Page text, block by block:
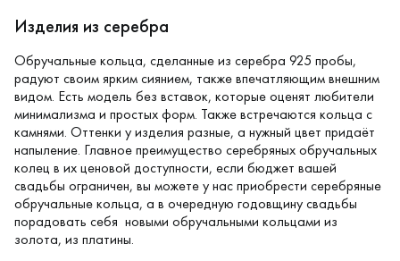
Изделия из серебра
Обручальные кольца, сделанные из серебра 925 пробы,
радуют своим ярким сиянием, также впечатляющим внешним
видом. Есть модель без вставок, которые оценят любители
минимализма и простых форм. Также встречаются кольца с
камнями. Оттенки у изделия разные, а нужный цвет придаёт
напыление. Главное преимущество серебряных обручальных
колец в их ценовой доступности, если бюджет вашей
свадьбы ограничен, вы можете у нас приобрести серебряные
обручальные кольца, а в очередную годовщину свадьбы
порадовать себя новыми обручальными кольцами из
золота, из платины.